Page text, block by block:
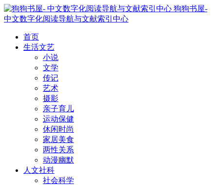
狗狗书屋-
中文数字化阅读导航与文献索引中心
首页
生活文艺
小说
文学
传记
艺术
摄影
亲子育儿
运动保健
休闲时尚
家居美食
两性关系
动漫幽默
人文社科
社会科学